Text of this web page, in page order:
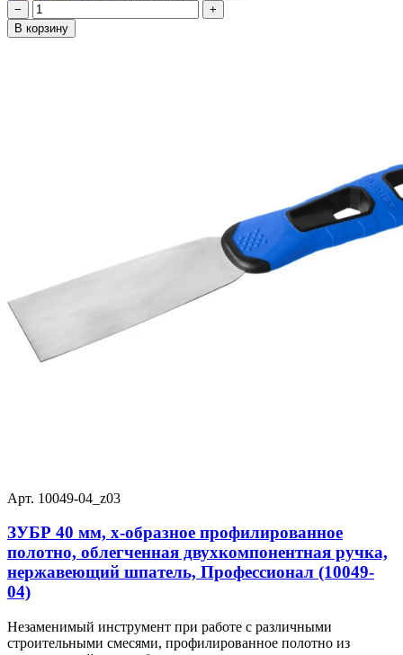
−
+
В корзину
Арт. 10049-04_z03
ЗУБР 40 мм, х-образное профилированное
полотно, облегченная двухкомпонентная ручка,
нержавеющий шпатель, Профессионал (10049-
04)
Незаменимый инструмент при работе с различными
строительными смесями, профилированное полотно из